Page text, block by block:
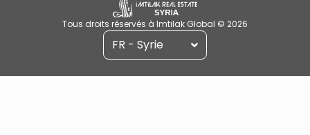
Tous droits réservés à Imtilak Global © 2026
FR - Syrie